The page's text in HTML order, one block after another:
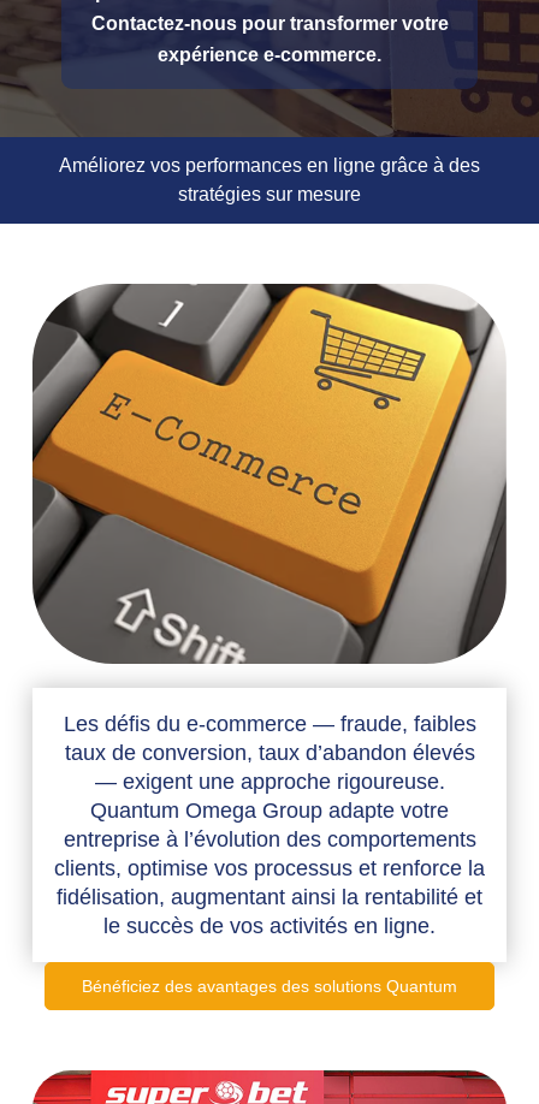
Contactez-nous pour transformer votre
expérience e-commerce.
Améliorez vos performances en ligne grâce à des
stratégies sur mesure
Les défis du e-commerce — fraude, faibles
taux de conversion, taux d’abandon élevés
— exigent une approche rigoureuse.
Quantum Omega Group adapte votre
entreprise à l’évolution des comportements
clients, optimise vos processus et renforce la
fidélisation, augmentant ainsi la rentabilité et
le succès de vos activités en ligne.
Bénéficiez des avantages des solutions Quantum